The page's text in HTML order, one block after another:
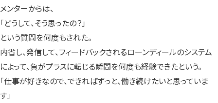
メンターからは、
「どうして、そう思ったの？」
という質問を何度もされた。
内省し、発信して、フィードバックされるローンディールのシステム
によって、負がプラスに転じる瞬間を何度も経験できたという。
「仕事が好きなので、できればずっと、働き続けたいと思っていま
す」